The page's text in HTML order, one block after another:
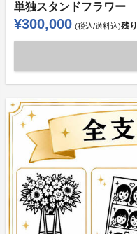
単独スタンドフラワー
¥300,000 (税込/送料込)残り